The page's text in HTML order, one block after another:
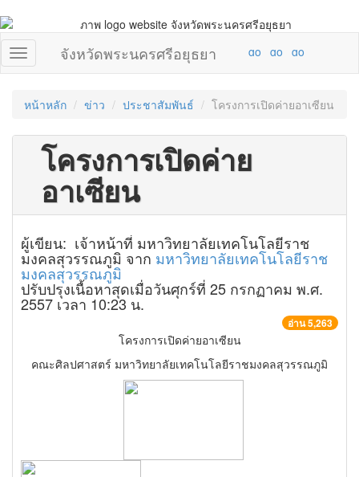
จังหวัดพระนครศรีอยุธยา
หน้าหลัก ข่าว ประชาสัมพันธ์ โครงการเปิดค่ายอาเซียน
โครงการเปิดค่าย
อาเซียน
ผู้เขียน: เจ้าหน้าที่ มหาวิทยาลัยเทคโนโลยีราช
มงคลสุวรรณภูมิ จาก มหาวิทยาลัยเทคโนโลยีราช
มงคลสุวรรณภูมิ
ปรับปรุงเนื้อหาสุดเมื่อวันศุกร์ที่ 25 กรกฏาคม พ.ศ.
2557 เวลา 10:23 น.
อ่าน 5,263
โครงการเปิดค่ายอาเซียน
คณะศิลปศาสตร์ มหาวิทยาลัยเทคโนโลยีราชมงคลสุวรรณภูมิ